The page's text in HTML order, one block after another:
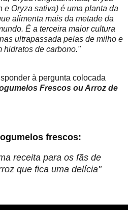
e Oryza sativa) é uma planta da
alimenta mais da metade da
É a terceira maior cultura
ultrapassada pelas de milho e
hidratos de carbono."
à pergunta colocada
Frescos ou Arroz de
frescos:
receita para os fãs de
que fica uma delícia"